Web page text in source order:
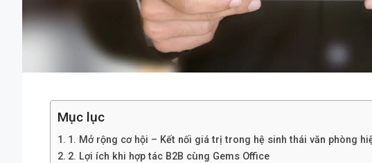
Mục lục
1. Mở rộng cơ hội – Kết nối giá trị trong hệ sinh thái văn phòng
2. Lợi ích khi hợp tác B2B cùng Gems Office